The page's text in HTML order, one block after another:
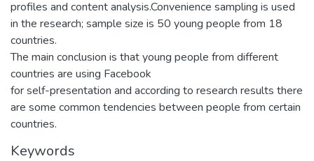
profiles and content analysis.Convenience sampling is used
in the research; sample size is 50 young people from 18
countries.
The main conclusion is that young people from different
countries are using Facebook
for self-presentation and according to research results there
are some common tendencies between people from certain
countries.
Keywords